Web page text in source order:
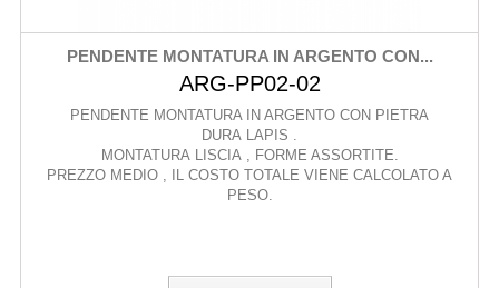
PENDENTE MONTATURA IN ARGENTO CON...
ARG-PP02-02
PENDENTE MONTATURA IN ARGENTO CON PIETRA
DURA LAPIS .
MONTATURA LISCIA , FORME ASSORTITE.
PREZZO MEDIO , IL COSTO TOTALE VIENE CALCOLATO A
PESO.